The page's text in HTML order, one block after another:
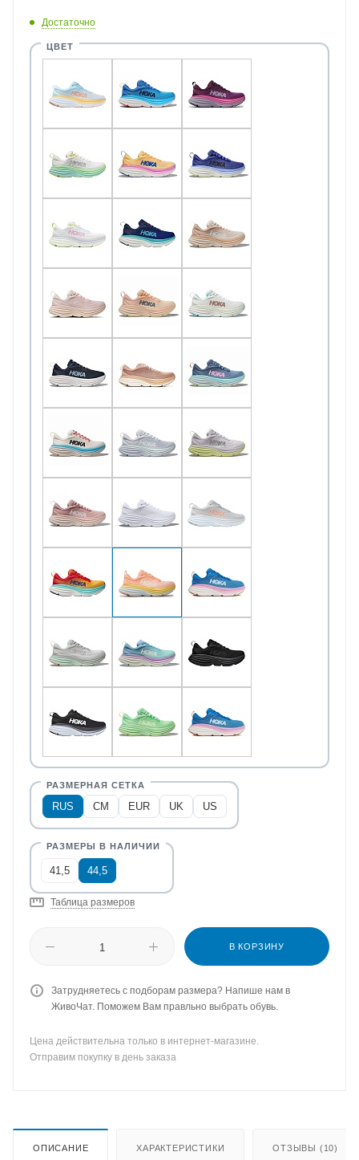
Достаточно
RUS CM EUR UK US
41,5 44,5
Таблица размеров
В КОРЗИНУ
Затрудняетесь с подборам размера? Напише нам в
ЖивоЧат. Поможем Вам правльно выбрать обувь.
Цена действительна только в интернет-магазине.
Отправим покупку в день заказа
ОПИСАНИЕ ХАРАКТЕРИСТИКИ ОТЗЫВЫ (10)